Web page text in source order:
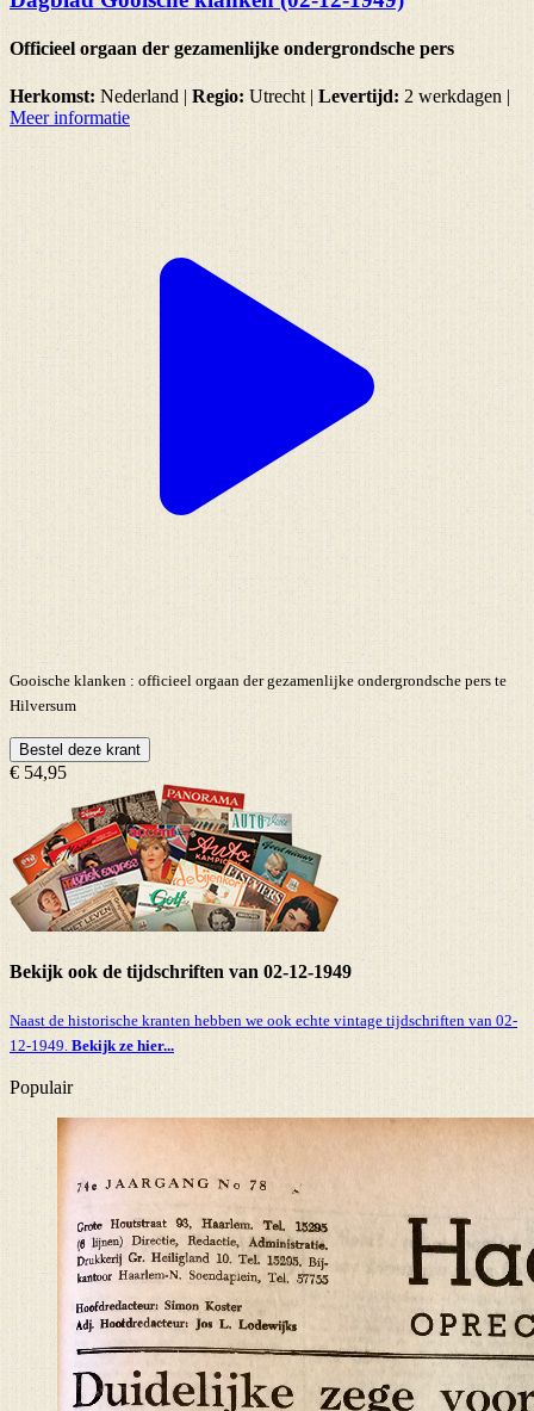
Officieel orgaan der gezamenlijke ondergrondsche pers
Herkomst: Nederland | Regio: Utrecht | Levertijd: 2 werkdagen |
Meer informatie
Gooische klanken : officieel orgaan der gezamenlijke ondergrondsche pers te
Hilversum
Bestel deze krant
€ 54,95
Bekijk ook de tijdschriften van 02-12-1949
Naast de historische kranten hebben we ook echte vintage tijdschriften van 02-
12-1949. Bekijk ze hier...
Populair